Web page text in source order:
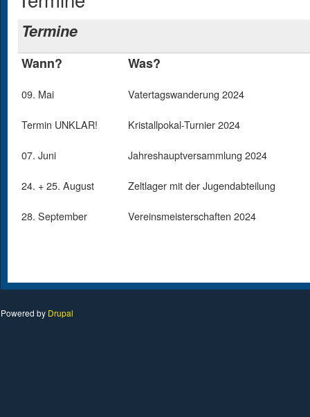
Termine
Wann? Was?
09. Mai Vatertagswanderung 2024
Termin UNKLAR! Kristallpokal-Turnier 2024
07. Juni Jahreshauptversammlung 2024
24. + 25. August Zeltlager mit der Jugendabteilung
28. September Vereinsmeisterschaften 2024
Powered by Drupal